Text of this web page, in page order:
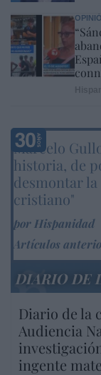
Marcelo
historia, de
desmontar
cristiano"
por Hispanidad
Artículos
DIARIO DE
Diario de la
Audiencia
ingente